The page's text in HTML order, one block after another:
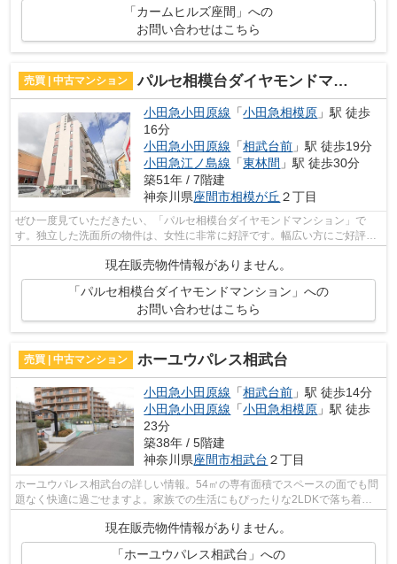
「カームヒルズ座間」への
お問い合わせはこちら
売買 | 中古マンション パルセ相模台ダイヤモンドマンション
小田急小田原線 「小田急相模原 」駅 徒歩
16分
小田急小田原線 「相武台前 」駅 徒歩19分
小田急江ノ島線 「東林間 」駅 徒歩30分
築51年 / 7階建
神奈川県座間市相模が丘 ２丁目
ぜひ一度見ていただきたい、「パルセ相模台ダイヤモンドマンション」で
す。独立した洗面所の物件は、女性に非常に好評です。幅広い方にご好評な
1,000万円の物件での新生活。癒しと安ら...
現在販売物件情報がありません。
「パルセ相模台ダイヤモンドマンション」への
お問い合わせはこちら
売買 | 中古マンション ホーユウパレス相武台
小田急小田原線 「相武台前 」駅 徒歩14分
小田急小田原線 「小田急相模原 」駅 徒歩
23分
築38年 / 5階建
神奈川県座間市相武台 ２丁目
ホーユウパレス相武台の詳しい情報。54㎡の専有面積でスペースの面でも問
題なく快適に過ごせますよ。家族での生活にもぴったりな2LDKで落ち着い
た生活。きれいな中古マンションで住み...
現在販売物件情報がありません。
「ホーユウパレス相武台」への